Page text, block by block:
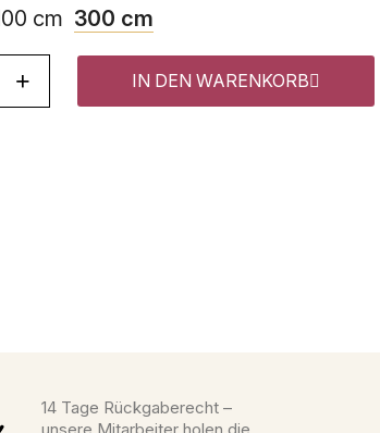
cm 300 cm
IN DEN WARENKORB
14 Tage Rückgaberecht –